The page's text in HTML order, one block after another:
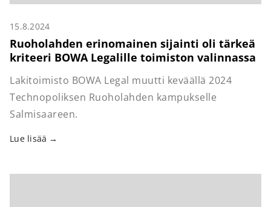
15.8.2024
Ruoholahden erinomainen sijainti oli tärkeä
kriteeri BOWA Legalille toimiston valinnassa
Lakitoimisto BOWA Legal muutti keväällä 2024
Technopoliksen Ruoholahden kampukselle
Salmisaareen.
Lue lisää